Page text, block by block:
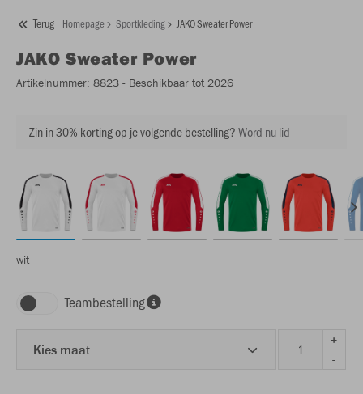
Terug Homepage Sportkleding JAKO Sweater Power
JAKO Sweater Power
Artikelnummer: 8823 - Beschikbaar tot 2026
Zin in 30% korting op je volgende bestelling?Word nu lid
wit
Teambestelling
Kies maat
+
-